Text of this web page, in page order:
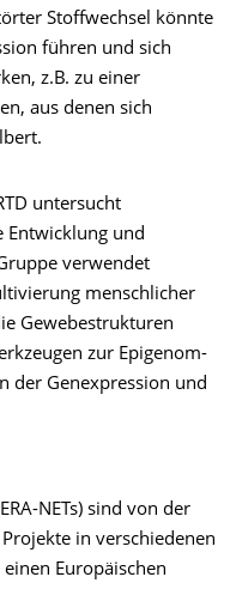
Stoffwechsel könnte
führen und sich
z.B. zu einer
aus denen sich
untersucht
Entwicklung und
verwendet
menschlicher
Gewebestrukturen
zur Epigenom-
der Genexpression und
NETs) sind von der
in verschiedenen
Europäischen